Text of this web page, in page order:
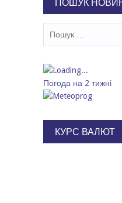
ПОШУК
Погода на 2 тижні
КУРС ВАЛЮТ